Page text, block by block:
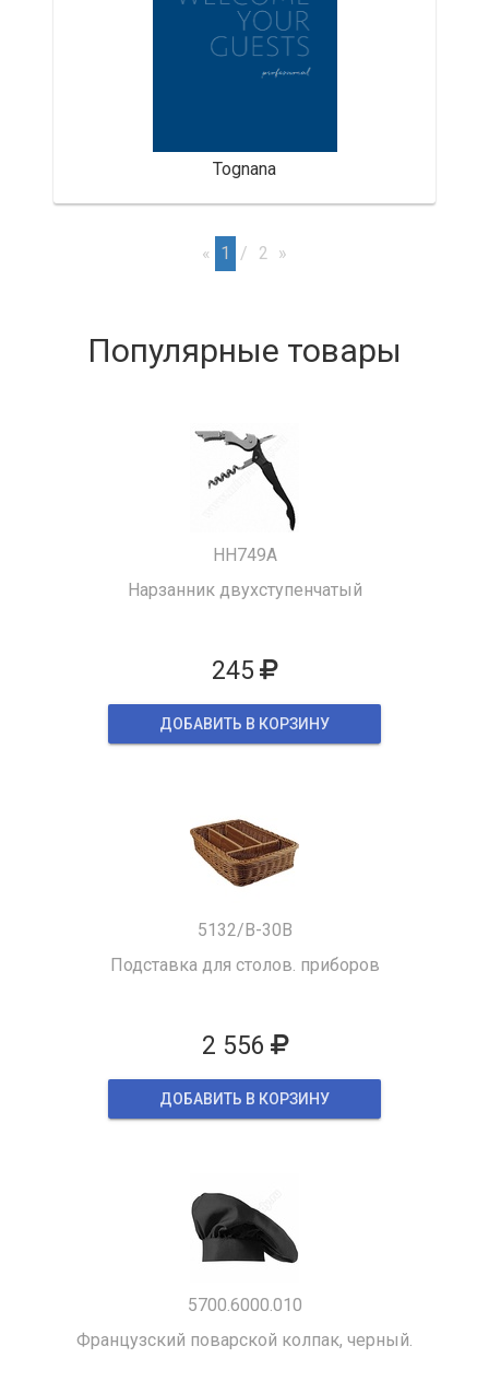
Tognana
« 1 2 »
Популярные товары
HH749A
Нарзанник двухступенчатый
245
ДОБАВИТЬ В КОРЗИНУ
5132/B-30B
Подставка для столов. приборов
2 556
ДОБАВИТЬ В КОРЗИНУ
5700.6000.010
Французский поварской колпак, черный.